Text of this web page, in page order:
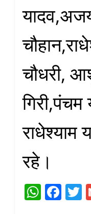
चौधरी,
राधेश्याम
रहे।
W Fa